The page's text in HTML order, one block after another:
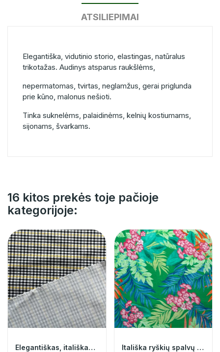
ATSILIEPIMAI
Elegantiška, vidutinio storio, elastingas, natūralus
trikotažas. Audinys atsparus raukšlėms,
nepermatomas, tvirtas, neglamžus, gerai priglunda
prie kūno, malonus nešioti.
Tinka suknelėms, palaidinėms, kelnių kostiumams,
sijonams, švarkams.
16 kitos prekės toje pačioje
kategorijoje:
Elegantiškas, itališkas, natūralus, languotas... Itališka ryškių spalvų viskozė 012860